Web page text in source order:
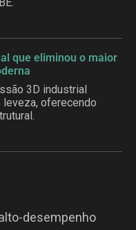
que eliminou o maior
3D industrial
oferecendo
desempenho